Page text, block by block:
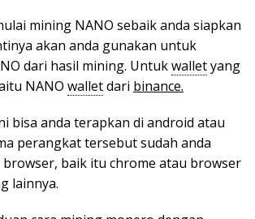
mining NANO sebaik anda siapkan
akan anda gunakan untuk
dari hasil mining. Untukwalletyang
NANO walletdari binance.
bisa anda terapkan di android atau
perangkat tersebut sudah anda
baik itu chrome atau browser
lainnya.